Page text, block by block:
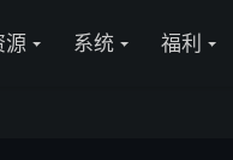
源 系统 福利